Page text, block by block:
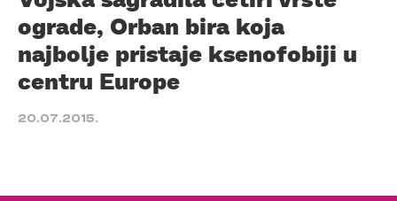
ograde, Orban bira koja
najbolje pristaje ksenofobiji u
centru Europe
20.07.2015.